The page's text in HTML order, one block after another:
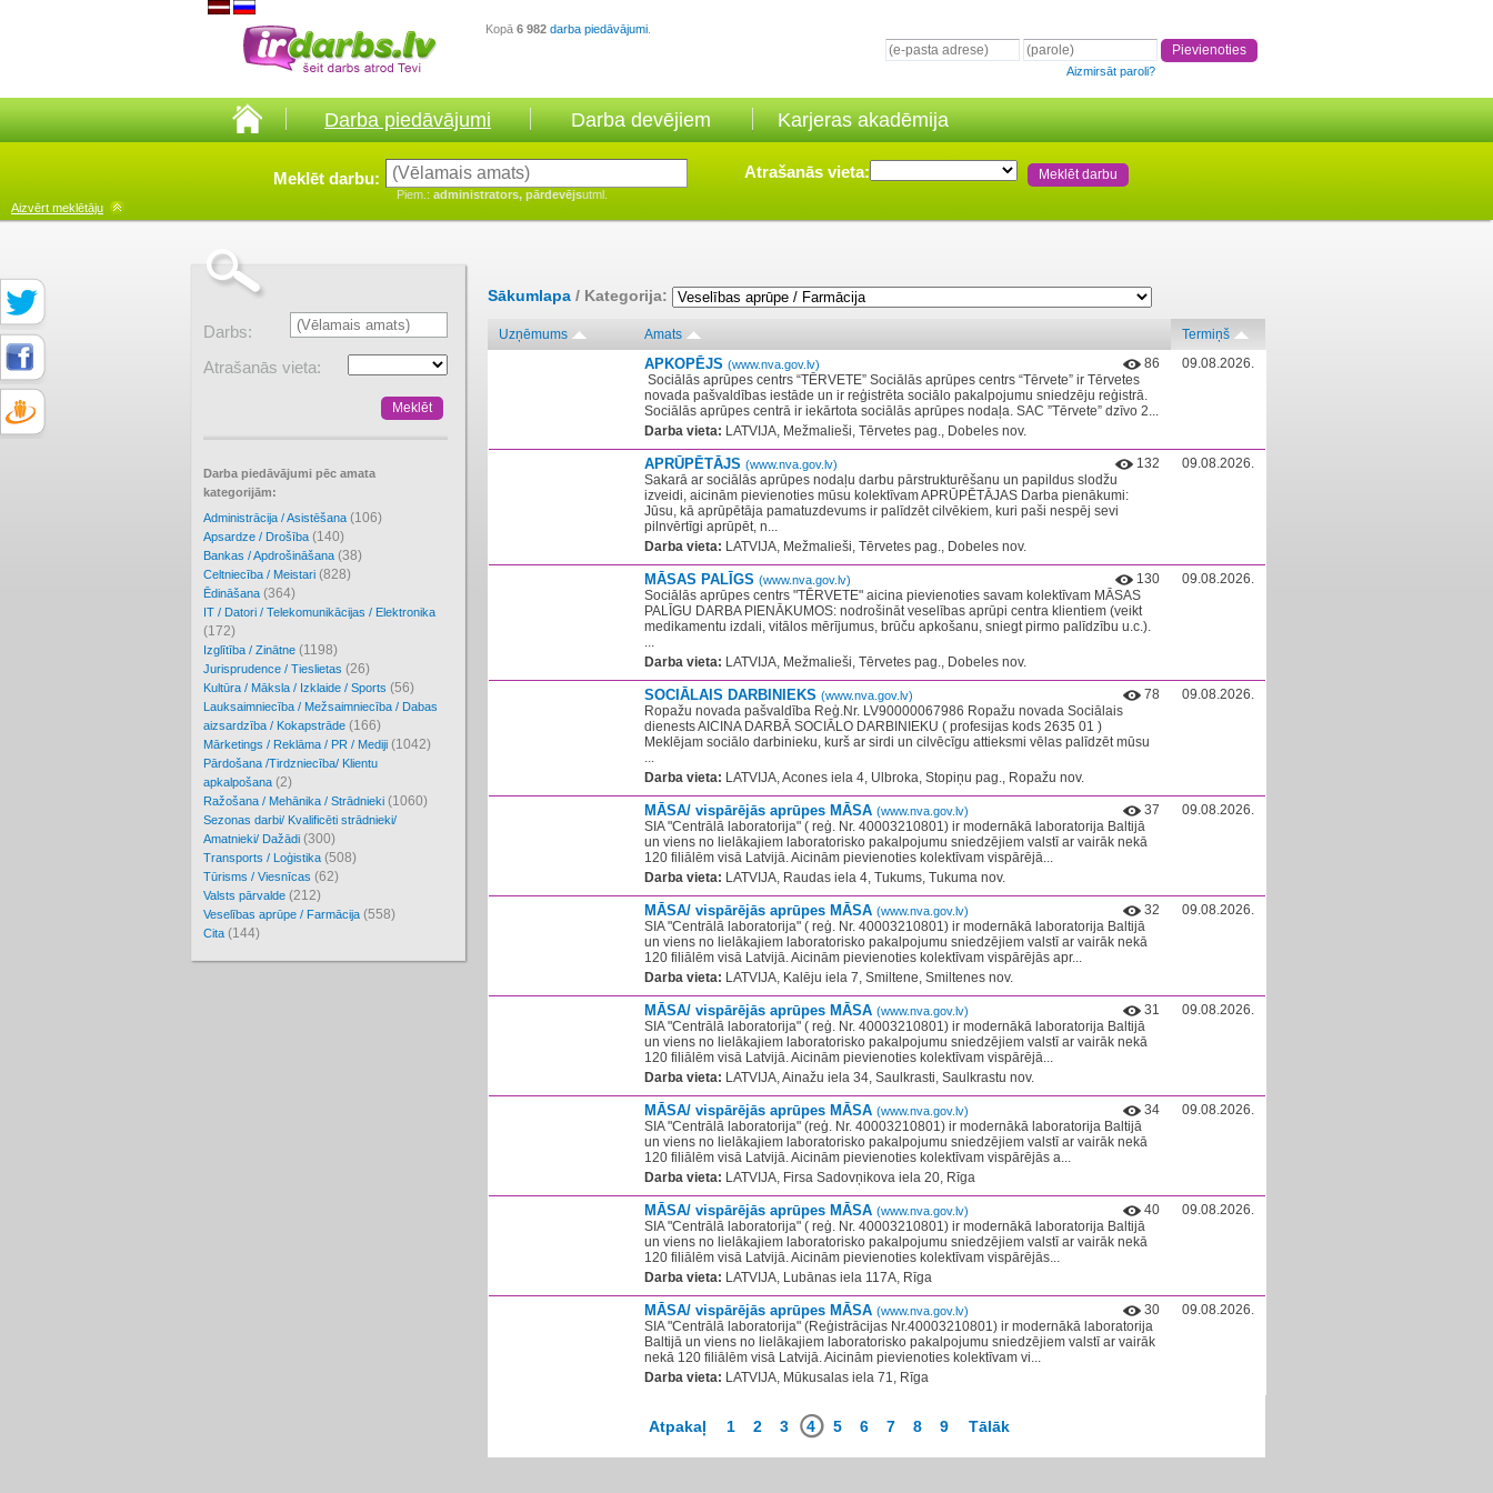
Kopā 6 982 darba piedāvājumi
Aizmirsāt paroli?
Darba piedāvājumi Darba devējiem Karjeras akadēmija
Meklēt darbu:
Piem.: administrators, pārdevējsutml.
Atrašanās vieta:
Aizvērt meklētāju
Darbs:
Atrašanās vieta:
Darba piedāvājumi pēc amata
kategorijām:
Administrācija / Asistēšana (106)
Apsardze / Drošība (140)
Bankas / Apdrošināšana (38)
Celtniecība / Meistari (828)
Ēdināšana (364)
IT / Datori / Telekomunikācijas / Elektronika
(172)
Izglītība / Zinātne (1198)
Jurisprudence / Tieslietas (26)
Kultūra / Māksla / Izklaide / Sports (56)
Lauksaimniecība / Mežsaimniecība / Dabas
aizsardzība / Kokapstrāde (166)
Mārketings / Reklāma / PR / Mediji (1042)
Pārdošana /Tirdzniecība/ Klientu
apkalpošana (2)
Ražošana / Mehānika / Strādnieki (1060)
Sezonas darbi/ Kvalificēti strādnieki/
Amatnieki/ Dažādi (300)
Transports / Loģistika (508)
Tūrisms / Viesnīcas (62)
Valsts pārvalde (212)
Veselības aprūpe / Farmācija (558)
Cita (144)
Sākumlapa / Kategorija:
Uzņēmums Amats Termiņš
APKOPĒJS (www.nva.gov.lv)
86
​ Sociālās aprūpes centrs “TĒRVETE” Sociālās aprūpes centrs “Tērvete” ir Tērvetes
novada pašvaldības iestāde un ir reģistrēta sociālo pakalpojumu sniedzēju reģistrā.
Sociālās aprūpes centrā ir iekārtota sociālās aprūpes nodaļa. SAC ”Tērvete” dzīvo 2...
Darba vieta: LATVIJA, Mežmalieši, Tērvetes pag., Dobeles nov.
09.08.2026.
APRŪPĒTĀJS (www.nva.gov.lv)
132
Sakarā ar sociālās aprūpes nodaļu darbu pārstrukturēšanu un papildus slodžu
izveidi, aicinām pievienoties mūsu kolektīvam APRŪPĒTĀJAS Darba pienākumi:
Jūsu, kā aprūpētāja pamatuzdevums ir palīdzēt cilvēkiem, kuri paši nespēj sevi
pilnvērtīgi aprūpēt, n...
Darba vieta: LATVIJA, Mežmalieši, Tērvetes pag., Dobeles nov.
09.08.2026.
MĀSAS PALĪGS (www.nva.gov.lv)
130
Sociālās aprūpes centrs "TĒRVETE" aicina pievienoties savam kolektīvam MĀSAS
PALĪGU DARBA PIENĀKUMOS: nodrošināt veselības aprūpi centra klientiem (veikt
medikamentu izdali, vitālos mērījumus, brūču apkošanu, sniegt pirmo palīdzību u.c.).
...
Darba vieta: LATVIJA, Mežmalieši, Tērvetes pag., Dobeles nov.
09.08.2026.
SOCIĀLAIS DARBINIEKS (www.nva.gov.lv)
78
Ropažu novada pašvaldība Reģ.Nr. LV90000067986 Ropažu novada Sociālais
dienests AICINA DARBĀ SOCIĀLO DARBINIEKU ( profesijas kods 2635 01 )
Meklējam sociālo darbinieku, kurš ar sirdi un cilvēcīgu attieksmi vēlas palīdzēt mūsu
...
Darba vieta: LATVIJA, Acones iela 4, Ulbroka, Stopiņu pag., Ropažu nov.
09.08.2026.
MĀSA/ vispārējās aprūpes MĀSA (www.nva.gov.lv)
37
SIA "Centrālā laboratorija" ( reģ. Nr. 40003210801) ir modernākā laboratorija Baltijā
un viens no lielākajiem laboratorisko pakalpojumu sniedzējiem valstī ar vairāk nekā
120 filiālēm visā Latvijā. Aicinām pievienoties kolektīvam vispārējā...
Darba vieta: LATVIJA, Raudas iela 4, Tukums, Tukuma nov.
09.08.2026.
MĀSA/ vispārējās aprūpes MĀSA (www.nva.gov.lv)
32
SIA "Centrālā laboratorija" ( reģ. Nr. 40003210801) ir modernākā laboratorija Baltijā
un viens no lielākajiem laboratorisko pakalpojumu sniedzējiem valstī ar vairāk nekā
120 filiālēm visā Latvijā. Aicinām pievienoties kolektīvam vispārējās apr...
Darba vieta: LATVIJA, Kalēju iela 7, Smiltene, Smiltenes nov.
09.08.2026.
MĀSA/ vispārējās aprūpes MĀSA (www.nva.gov.lv)
31
SIA "Centrālā laboratorija" ( reģ. Nr. 40003210801) ir modernākā laboratorija Baltijā
un viens no lielākajiem laboratorisko pakalpojumu sniedzējiem valstī ar vairāk nekā
120 filiālēm visā Latvijā. Aicinām pievienoties kolektīvam vispārējā...
Darba vieta: LATVIJA, Ainažu iela 34, Saulkrasti, Saulkrastu nov.
09.08.2026.
MĀSA/ vispārējās aprūpes MĀSA (www.nva.gov.lv)
34
SIA "Centrālā laboratorija" (reģ. Nr. 40003210801) ir modernākā laboratorija Baltijā
un viens no lielākajiem laboratorisko pakalpojumu sniedzējiem valstī ar vairāk nekā
120 filiālēm visā Latvijā. Aicinām pievienoties kolektīvam vispārējās a...
Darba vieta: LATVIJA, Firsa Sadovņikova iela 20, Rīga
09.08.2026.
MĀSA/ vispārējās aprūpes MĀSA (www.nva.gov.lv)
40
SIA "Centrālā laboratorija" ( reģ. Nr. 40003210801) ir modernākā laboratorija Baltijā
un viens no lielākajiem laboratorisko pakalpojumu sniedzējiem valstī ar vairāk nekā
120 filiālēm visā Latvijā. Aicinām pievienoties kolektīvam vispārējās...
Darba vieta: LATVIJA, Lubānas iela 117A, Rīga
09.08.2026.
MĀSA/ vispārējās aprūpes MĀSA (www.nva.gov.lv)
30
SIA "Centrālā laboratorija" (Reģistrācijas Nr.40003210801) ir modernākā laboratorija
Baltijā un viens no lielākajiem laboratorisko pakalpojumu sniedzējiem valstī ar vairāk
nekā 120 filiālēm visā Latvijā. Aicinām pievienoties kolektīvam vi...
Darba vieta: LATVIJA, Mūkusalas iela 71, Rīga
09.08.2026.
Atpakaļ 1 2 3 4 5 6 7 8 9 Tālāk